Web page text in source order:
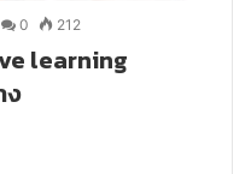
0 212
learning
ง